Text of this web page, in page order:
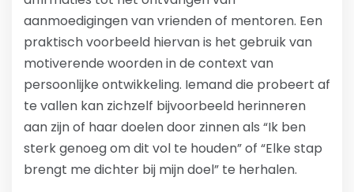
aanmoedigingen van vrienden of mentoren. Een
praktisch voorbeeld hiervan is het gebruik van
motiverende woorden in de context van
persoonlijke ontwikkeling. Iemand die probeert af
te vallen kan zichzelf bijvoorbeeld herinneren
aan zijn of haar doelen door zinnen als “Ik ben
sterk genoeg om dit vol te houden” of “Elke stap
brengt me dichter bij mijn doel” te herhalen.